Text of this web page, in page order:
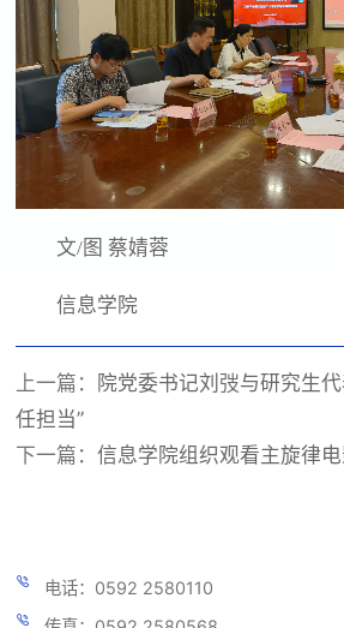
文/图 蔡婧蓉
信息学院
上一篇： 院党委书记刘弢与研究生
任担当”
下一篇：信息学院组织观看主旋律电
电话：0592 2580110